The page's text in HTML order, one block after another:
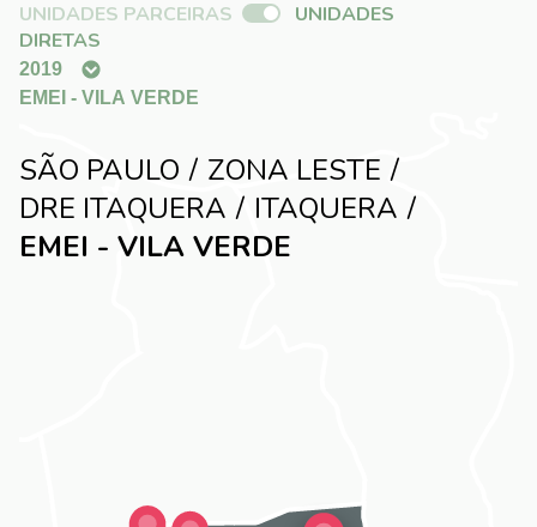
UNIDADES PARCEIRAS
UNIDADES
DIRETAS
SÃO PAULO
ZONA LESTE
DRE ITAQUERA
ITAQUERA
EMEI - VILA VERDE